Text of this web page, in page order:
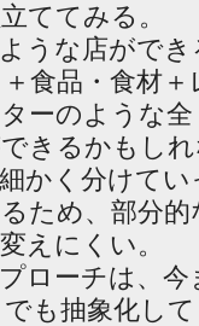
ててみる。
うな店がで
食品・食材
ーのような
きるかもし
かく分けてい
ため、部分
えにくい。
ローチは、今
も抽象化し